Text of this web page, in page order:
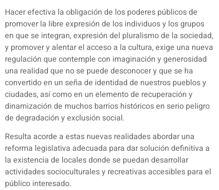
Hacer efectiva la obligación de los poderes públicos de
promover la libre expresión de los individuos y los grupos
en que se integran, expresión del pluralismo de la sociedad,
y promover y alentar el acceso a la cultura, exige una nueva
regulación que contemple con imaginación y generosidad
una realidad que no se puede desconocer y que se ha
convertido en un seña de identidad de nuestros pueblos y
ciudades, así como en un elemento de recuperación y
dinamización de muchos barrios históricos en serio peligro
de degradación y exclusión social.
Resulta acorde a estas nuevas realidades abordar una
reforma legislativa adecuada para dar solución definitiva a
la existencia de locales donde se puedan desarrollar
actividades socioculturales y recreativas accesibles para el
público interesado.